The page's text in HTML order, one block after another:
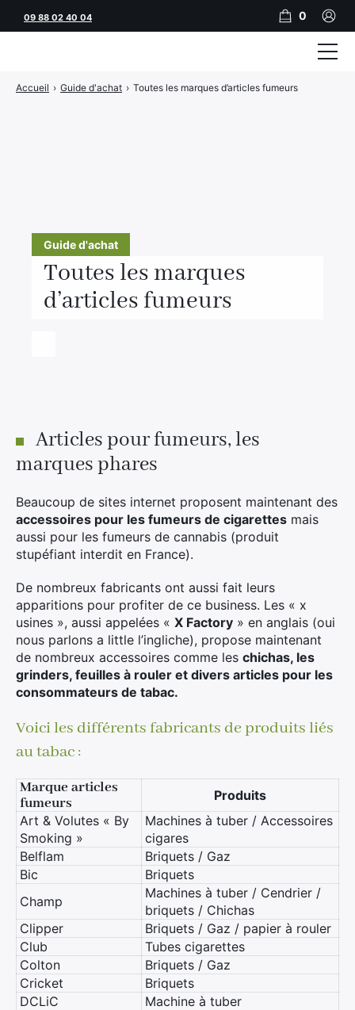
Guide d'achat
Toutes les marques
d’articles fumeurs
Accueil › Guide d'achat › Toutes les marques d’articles fumeurs
Articles pour fumeurs, les
marques phares
Beaucoup de sites internet proposent maintenant des
accessoires pour les fumeurs de cigarettes mais
aussi pour les fumeurs de cannabis (produit
stupéfiant interdit en France).
De nombreux fabricants ont aussi fait leurs
apparitions pour profiter de ce business. Les « x
usines », aussi appelées « X Factory » en anglais (oui
nous parlons a little l’ingliche), propose maintenant
de nombreux accessoires comme les chichas, les
grinders, feuilles à rouler et divers articles pour les
consommateurs de tabac.
Voici les différents fabricants de produits liés
au tabac :
Marque articles
fumeurs
Produits
Art & Volutes « By
Smoking »
Machines à tuber / Accessoires
cigares
Belflam
Briquets / Gaz
Bic
Briquets
Champ
Machines à tuber / Cendrier /
briquets / Chichas
Clipper
Briquets / Gaz / papier à rouler
Club
Tubes cigarettes
Colton
Briquets / Gaz
Cricket
Briquets
DCLiC
Machine à tuber
09 88 02 40 04 0
Tubeuses
Briquets
10ml
50ml
Booster E-Liquide
Salé
Sucré